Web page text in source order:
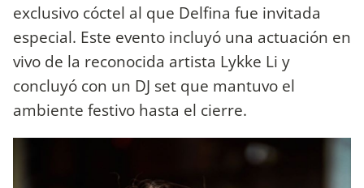
exclusivo cóctel al que Delfina fue invitada
especial. Este evento incluyó una actuación en
vivo de la reconocida artista Lykke Li y
concluyó con un DJ set que mantuvo el
ambiente festivo hasta el cierre.